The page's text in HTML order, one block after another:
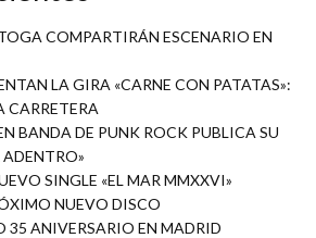
COMPARTIRÁN ESCENARIO EN
LA GIRA «CARNE CON PATATAS»:
CARRETERA
BANDA DE PUNK ROCK PUBLICA SU
SINGLE «EL MAR MMXXVI»
NUEVO DISCO
35 ANIVERSARIO EN MADRID